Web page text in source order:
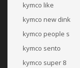
kymco like
kymco new dink
kymco people s
kymco sento
kymco super 8